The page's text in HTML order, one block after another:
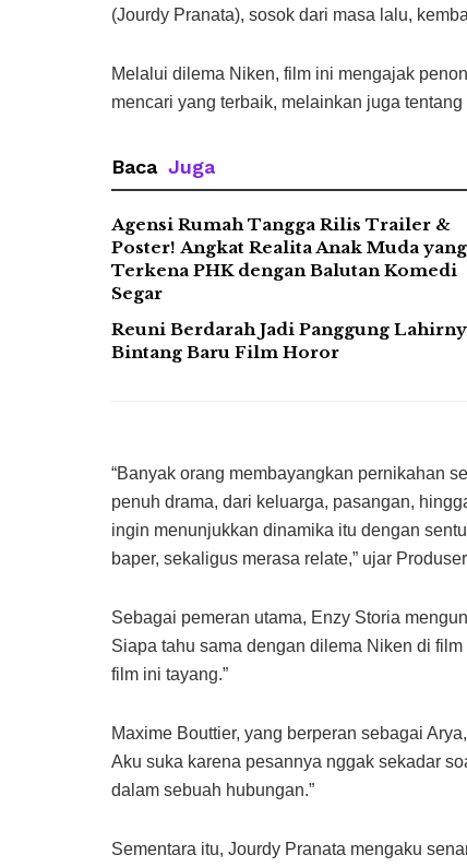
(Jourdy Pranata), sosok dari masa lalu,
Melalui dilema Niken, film ini mengajak
mencari yang terbaik, melainkan juga
Baca Juga
Agensi Rumah Tangga Rilis Trailer &
Poster! Angkat Realita Anak Muda yang
Terkena PHK dengan Balutan Komedi
Segar
Reuni Berdarah Jadi Panggung
Bintang Baru Film Horor
“Banyak orang membayangkan pernikahan
penuh drama, dari keluarga, pasangan,
ingin menunjukkan dinamika itu dengan
baper, sekaligus merasa relate,” ujar
Sebagai pemeran utama, Enzy Storia
Siapa tahu sama dengan dilema Niken di
film ini tayang.”
Maxime Bouttier, yang berperan sebagai
Aku suka karena pesannya nggak sekadar
dalam sebuah hubungan.”
Sementara itu, Jourdy Pranata mengaku